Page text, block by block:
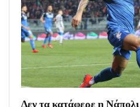
Δεν τα κατάφερε η Νάπολι